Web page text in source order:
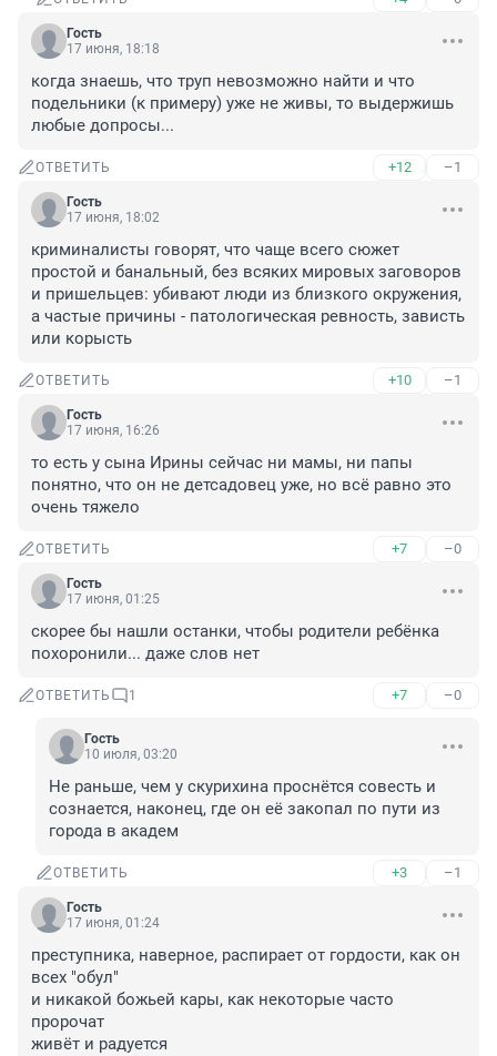
Гость
17 июня, 18:18
когда знаешь, что труп невозможно найти и что
подельники (к примеру) уже не живы, то выдержишь
любые допросы...
ОТВЕТИТЬ +12 –1
Гость
17 июня, 18:02
криминалисты говорят, что чаще всего сюжет
простой и банальный, без всяких мировых заговоров
и пришельцев: убивают люди из близкого окружения,
а частые причины - патологическая ревность, зависть
или корысть
ОТВЕТИТЬ +10 –1
Гость
17 июня, 16:26
то есть у сына Ирины сейчас ни мамы, ни папы
понятно, что он не детсадовец уже, но всё равно это
очень тяжело
ОТВЕТИТЬ +7 –0
Гость
17 июня, 01:25
скорее бы нашли останки, чтобы родители ребёнка
похоронили... даже слов нет
ОТВЕТИТЬ 1 +7 –0
Гость
10 июля, 03:20
Не раньше, чем у скурихина проснётся совесть и
сознается, наконец, где он её закопал по пути из
города в академ
ОТВЕТИТЬ +3 –1
Гость
17 июня, 01:24
преступника, наверное, распирает от гордости, как он
всех "обул"
и никакой божьей кары, как некоторые часто
пророчат
живёт и радуется